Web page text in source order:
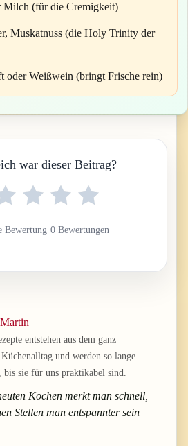
Milch (für die Cremigkeit)
Muskatnuss (die Holy Trinity der
oder Weißwein (bringt Frische rein)
war dieser Beitrag?
Bewertung·0 Bewertungen
entstehen aus dem ganz
und werden so lange
bis sie für uns praktikabel sind.
Kochen merkt man schnell,
Stellen man entspannter sein